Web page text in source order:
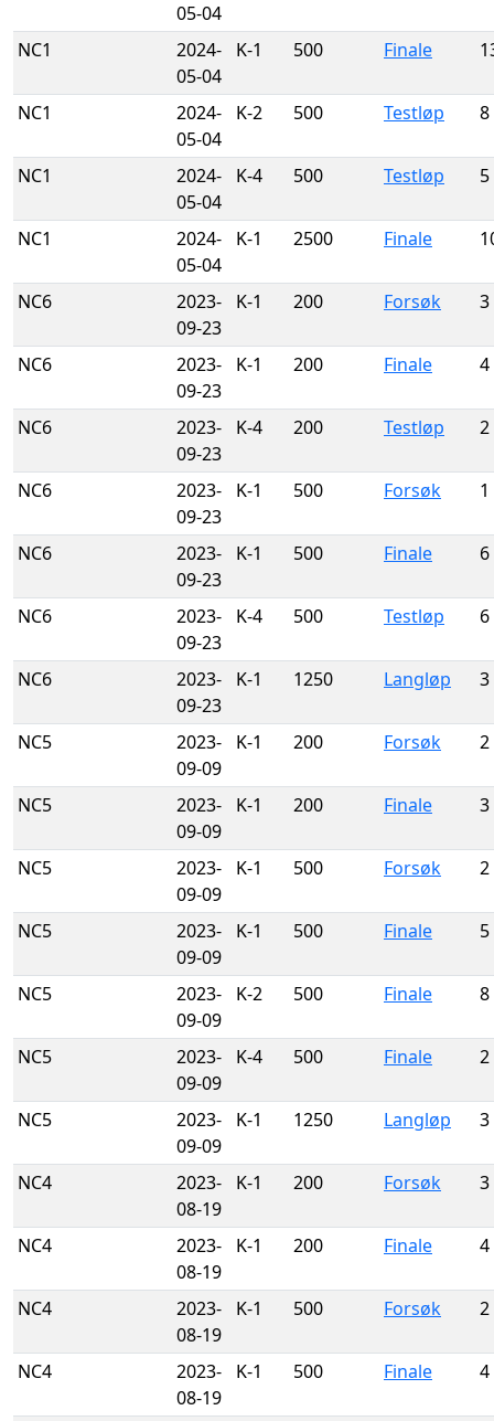
05-04
NC1
2024-
05-04
K-1 500 Finale
NC1
2024-
05-04
K-2 500 Testløp 8
NC1
2024-
05-04
K-4 500 Testløp 5
NC1
2024-
05-04
K-1 2500 Finale
NC6
2023-
09-23
K-1 200 Forsøk 3
NC6
2023-
09-23
K-1 200 Finale 4
NC6
2023-
09-23
K-4 200 Testløp 2
NC6
2023-
09-23
K-1 500 Forsøk 1
NC6
2023-
09-23
K-1 500 Finale 6
NC6
2023-
09-23
K-4 500 Testløp 6
NC6
2023-
09-23
K-1 1250 Langløp 3
NC5
2023-
09-09
K-1 200 Forsøk 2
NC5
2023-
09-09
K-1 200 Finale 3
NC5
2023-
09-09
K-1 500 Forsøk 2
NC5
2023-
09-09
K-1 500 Finale 5
NC5
2023-
09-09
K-2 500 Finale 8
NC5
2023-
09-09
K-4 500 Finale 2
NC5
2023-
09-09
K-1 1250 Langløp 3
NC4
2023-
08-19
K-1 200 Forsøk 3
NC4
2023-
08-19
K-1 200 Finale 4
NC4
2023-
08-19
K-1 500 Forsøk 2
NC4
2023-
08-19
K-1 500 Finale 4